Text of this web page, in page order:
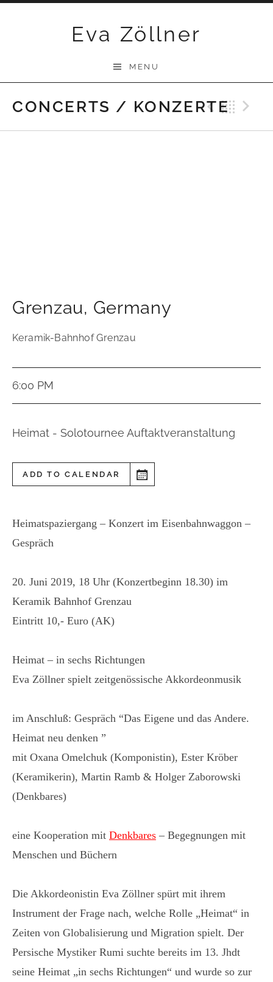
Eva Zöllner
MENU
CONCERTS / KONZERTE
Grenzau, Germany
Keramik-Bahnhof Grenzau
6:00 PM
Heimat - Solotournee Auftaktveranstaltung
ADD TO CALENDAR
Heimatspaziergang – Konzert im Eisenbahnwaggon –
Gespräch
20. Juni 2019, 18 Uhr (Konzertbeginn 18.30) im
Keramik Bahnhof Grenzau
Eintritt 10,- Euro (AK)
Heimat – in sechs Richtungen
Eva Zöllner spielt zeitgenössische Akkordeonmusik
im Anschluß: Gespräch “Das Eigene und das Andere.
Heimat neu denken ”
mit Oxana Omelchuk (Komponistin), Ester Kröber
(Keramikerin), Martin Ramb & Holger Zaborowski
(Denkbares)
eine Kooperation mit Denkbares – Begegnungen mit
Menschen und Büchern
Die Akkordeonistin Eva Zöllner spürt mit ihrem
Instrument der Frage nach, welche Rolle „Heimat“ in
Zeiten von Globalisierung und Migration spielt. Der
Persische Mystiker Rumi suchte bereits im 13. Jhdt
seine Heimat „in sechs Richtungen“ und wurde so zur